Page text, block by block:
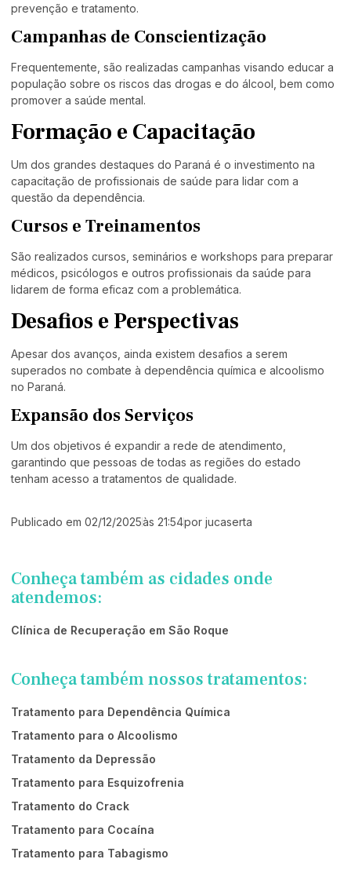
prevenção e tratamento.
Campanhas de Conscientização
Frequentemente, são realizadas campanhas visando educar a
população sobre os riscos das drogas e do álcool, bem como
promover a saúde mental.
Formação e Capacitação
Um dos grandes destaques do Paraná é o investimento na
capacitação de profissionais de saúde para lidar com a
questão da dependência.
Cursos e Treinamentos
São realizados cursos, seminários e workshops para preparar
médicos, psicólogos e outros profissionais da saúde para
lidarem de forma eficaz com a problemática.
Desafios e Perspectivas
Apesar dos avanços, ainda existem desafios a serem
superados no combate à dependência química e alcoolismo
no Paraná.
Expansão dos Serviços
Um dos objetivos é expandir a rede de atendimento,
garantindo que pessoas de todas as regiões do estado
tenham acesso a tratamentos de qualidade.
Publicado em 02/12/2025às 21:54por jucaserta
Conheça também as cidades onde
atendemos:
Clínica de Recuperação em São Roque
Conheça também nossos tratamentos:
Tratamento para Dependência Química
Tratamento para o Alcoolismo
Tratamento da Depressão
Tratamento para Esquizofrenia
Tratamento do Crack
Tratamento para Cocaína
Tratamento para Tabagismo